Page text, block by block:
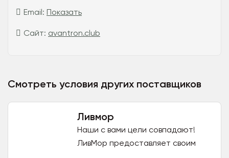
Email: Показать
Сайт: avantron.club
Смотреть условия других поставщиков
Ливмор
Наши с вами цели совпадают!
ЛивМор предоставляет своим